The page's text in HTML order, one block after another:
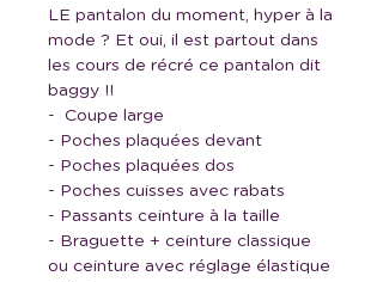
LE pantalon du moment, hyper à la
mode ? Et oui, il est partout dans
les cours de récré ce pantalon dit
baggy !!
- Coupe large
- Poches plaquées devant
- Poches plaquées dos
- Poches cuisses avec rabats
- Passants ceinture à la taille
- Braguette + ceinture classique
ou ceinture avec réglage élastique